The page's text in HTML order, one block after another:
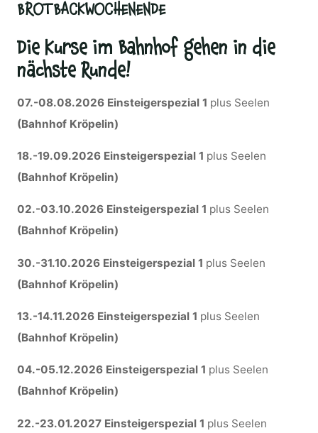
BROTBACKWOCHENENDE
Die Kurse im Bahnhof gehen in die
nächste Runde!
07.-08.08.2026 Einsteigerspezial 1 plus Seelen
(Bahnhof Kröpelin)
18.-19.09.2026 Einsteigerspezial 1 plus Seelen
(Bahnhof Kröpelin)
02.-03.10.2026 Einsteigerspezial 1 plus Seelen
(Bahnhof Kröpelin)
30.-31.10.2026 Einsteigerspezial 1 plus Seelen
(Bahnhof Kröpelin)
13.-14.11.2026 Einsteigerspezial 1 plus Seelen
(Bahnhof Kröpelin)
04.-05.12.2026 Einsteigerspezial 1 plus Seelen
(Bahnhof Kröpelin)
22.-23.01.2027 Einsteigerspezial 1 plus Seelen